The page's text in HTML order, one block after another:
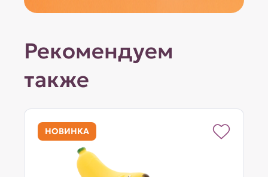
Рекомендуем
также
НОВИНКА